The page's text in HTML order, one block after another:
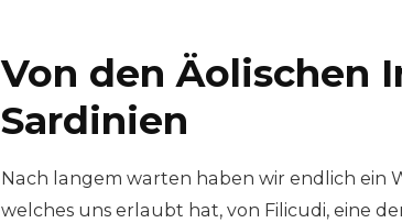
Von den Äolischen
Sardinien
Nach langem warten haben wir endlich ein
welches uns erlaubt hat, von Filicudi, eine